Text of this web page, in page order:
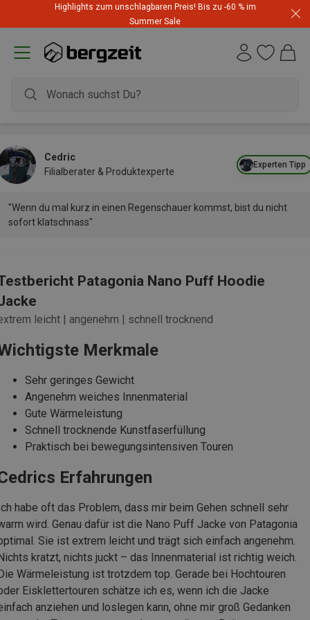
Highlights zum unschlagbaren Preis! Bis zu -60 % im
Summer Sale
Experten Tipp
Cedric
Filialberater & Produktexperte
"Wenn du mal kurz in einen Regenschauer kommst, bist du nicht
sofort klatschnass"
Patagonia Nano Puff Hoodie
leicht | angenehm | schnell trocknend
Merkmale
Sehr geringes Gewicht
Angenehm weiches Innenmaterial
Gute Wärmeleistung
Schnell trocknende Kunstfaserfüllung
Praktisch bei bewegungsintensiven Touren
Erfahrungen
habe oft das Problem, dass mir beim Gehen schnell sehr
wird. Genau dafür ist die Nano Puff Jacke von Patagonia
Sie ist extrem leicht und trägt sich einfach angenehm.
kratzt, nichts juckt – das Innenmaterial ist richtig weich.
Wärmeleistung ist trotzdem top. Gerade bei Hochtouren
Eisklettertouren schätze ich es, wenn ich die Jacke
anziehen und loslegen kann, ohne mir groß Gedanken